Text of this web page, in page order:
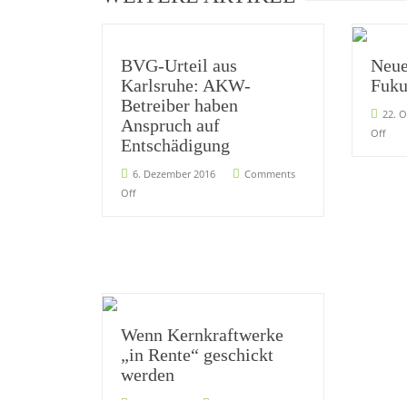
BVG-Urteil aus
Karlsruhe: AKW-
Betreiber haben
Anspruch auf
Entschädigung
6. Dezember 2016
Comments
Off
22.
Off
Wenn Kernkraftwerke
„in Rente“ geschickt
werden